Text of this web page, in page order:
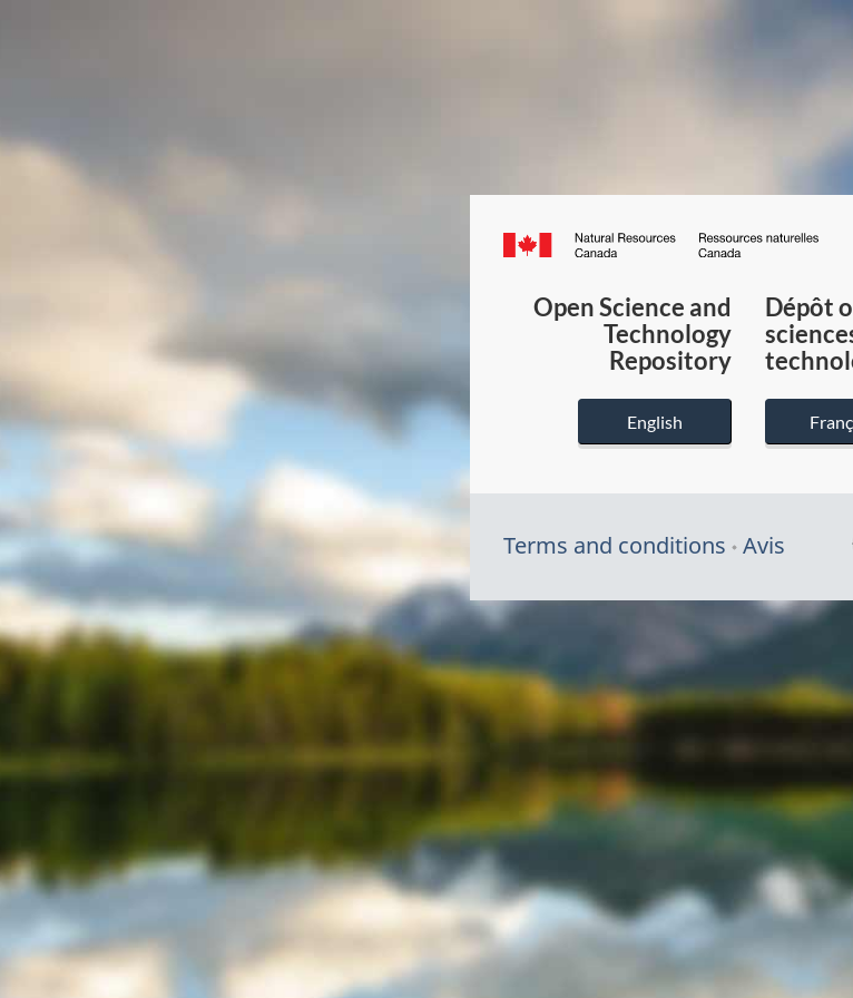
Canada.ca
du
Open Science and
Technology
Repository
English
Dépôt
Terms and conditions Avis